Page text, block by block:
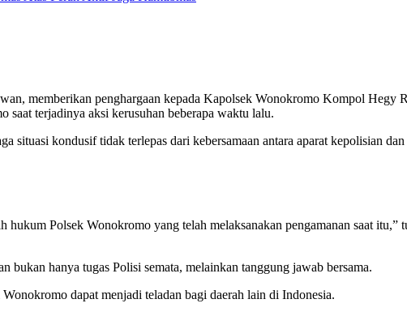
memberikan penghargaan kepada Kapolsek Wonokromo Kompol Hegy
saat terjadinya aksi kerusuhan beberapa waktu lalu.
situasi kondusif tidak terlepas dari kebersamaan antara aparat kepolisian dan
Polsek Wonokromo yang telah melaksanakan pengamanan saat
hanya tugas Polisi semata, melainkan tanggung jawab bersama.
dapat menjadi teladan bagi daerah lain di Indonesia.